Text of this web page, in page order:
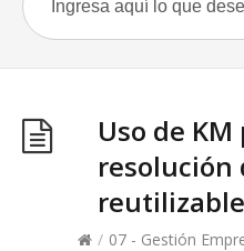
Uso de
resolución
reutilizable
/ 07 - Gestión